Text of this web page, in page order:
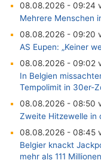
08.08.2026 - 09:24
Mehrere Menschen
08.08.2026 - 09:20
AS Eupen: „Keiner
08.08.2026 - 09:02
In Belgien
Tempolimit in 30er-
08.08.2026 - 08:50
Zweite Hitzewelle in
08.08.2026 - 08:45
Belgier knackt
mehr als 111